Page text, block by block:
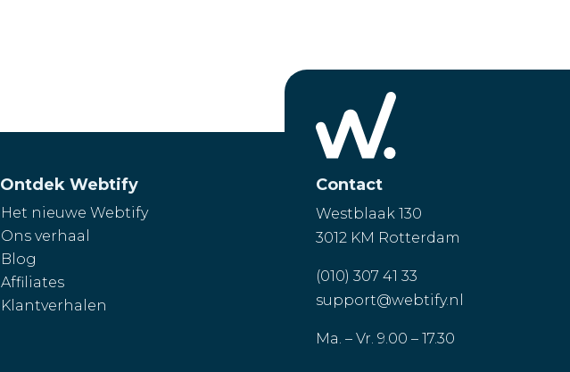
Ontdek Webtify
Het nieuwe Webtify
Ons verhaal
Blog
Affiliates
Klantverhalen
Contact
Westblaak 130
3012 KM Rotterdam
(010) 307 41 33
support@webtify.nl
Ma. – Vr. 9.00 – 17.30